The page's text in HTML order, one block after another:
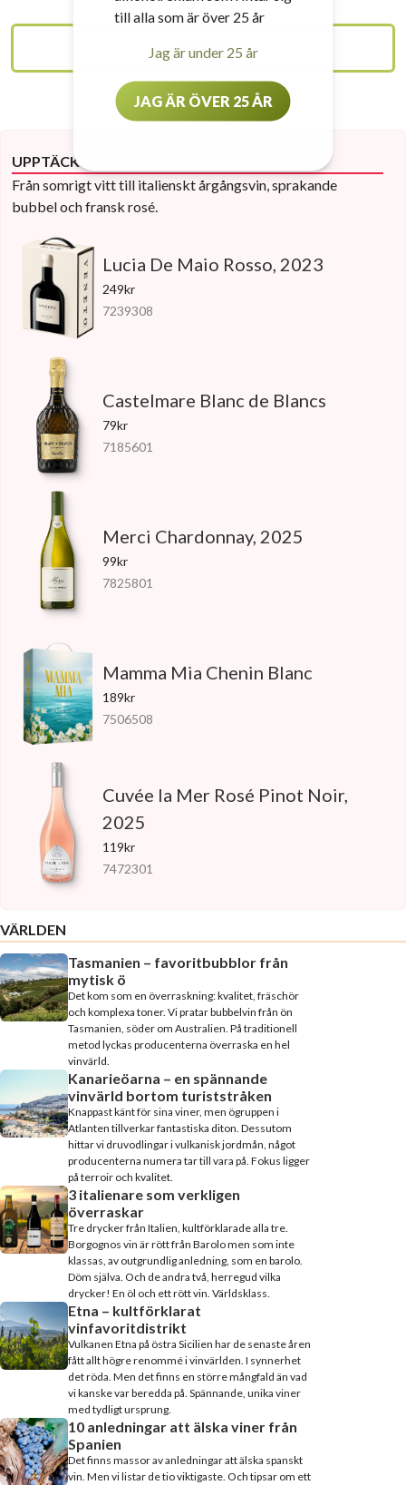
SVERIGE
UPPTÄCK SÄSONGENS VINER
Från somrigt vitt till italienskt årgångsvin, sprakande
bubbel och fransk rosé.
Lucia De Maio Rosso, 2023
249kr
7239308
Castelmare Blanc de Blancs
79kr
7185601
Merci Chardonnay, 2025
99kr
7825801
Mamma Mia Chenin Blanc
189kr
7506508
Cuvée la Mer Rosé Pinot Noir,
2025
119kr
7472301
VÄRLDEN
Tasmanien – favoritbubblor från
mytisk ö
Det kom som en överraskning: kvalitet, fräschör
och komplexa toner. Vi pratar bubbelvin från ön
Tasmanien, söder om Australien. På traditionell
metod lyckas producenterna överraska en hel
vinvärld.
Kanarieöarna – en spännande
vinvärld bortom turiststråken
Knappast känt för sina viner, men ögruppen i
Atlanten tillverkar fantastiska diton. Dessutom
hittar vi druvodlingar i vulkanisk jordmån, något
producenterna numera tar till vara på. Fokus ligger
på terroir och kvalitet.
3 italienare som verkligen
överraskar
Tre drycker från Italien, kultförklarade alla tre.
Borgognos vin är rött från Barolo men som inte
klassas, av outgrundlig anledning, som en barolo.
Döm själva. Och de andra två, herregud vilka
drycker! En öl och ett rött vin. Världsklass.
Etna – kultförklarat
vinfavoritdistrikt
Vulkanen Etna på östra Sicilien har de senaste åren
fått allt högre renommé i vinvärlden. I synnerhet
det röda. Men det finns en större mångfald än vad
vi kanske var beredda på. Spännande, unika viner
med tydligt ursprung.
10 anledningar att älska viner från
Spanien
Det finns massor av anledningar att älska spanskt
vin. Men vi listar de tio viktigaste. Och tipsar om ett
till alla som är över 25 år
Jag är under 25 år
JAG ÄR ÖVER 25 ÅR